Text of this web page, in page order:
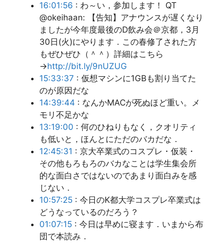
16:01:56 : わ～い，参加します！ QT
@okeihaan: 【告知】アナウンスが遅くなり
ましたが今年度最後のD飲み会＠京都，3月
30日(火)にやります．この春修了された方
もぜひぜひ（＾＾）詳細はこちら
→http://bit.ly/9nUZUG
15:33:37 : 仮想マシンに1GBも割り当てた
のが原因だな
14:39:44 : なんかMACが死ぬほど重い。メ
モリ不足かな
13:19:00 : 何のひねりもなく，クオリティ
も低いと，ほんとにただのバカだな．
12:45:31 : 京大卒業式のコスプレ・仮装・
その他もろもろのバカなことは学生集会所
的な面白さではないのであまり面白みを感
じない．
10:57:25 : 今日のK都大学コスプレ卒業式は
どうなっているのだろう？
01:07:15 : 今日は早めに寝ます．いまから布
団で本読み．